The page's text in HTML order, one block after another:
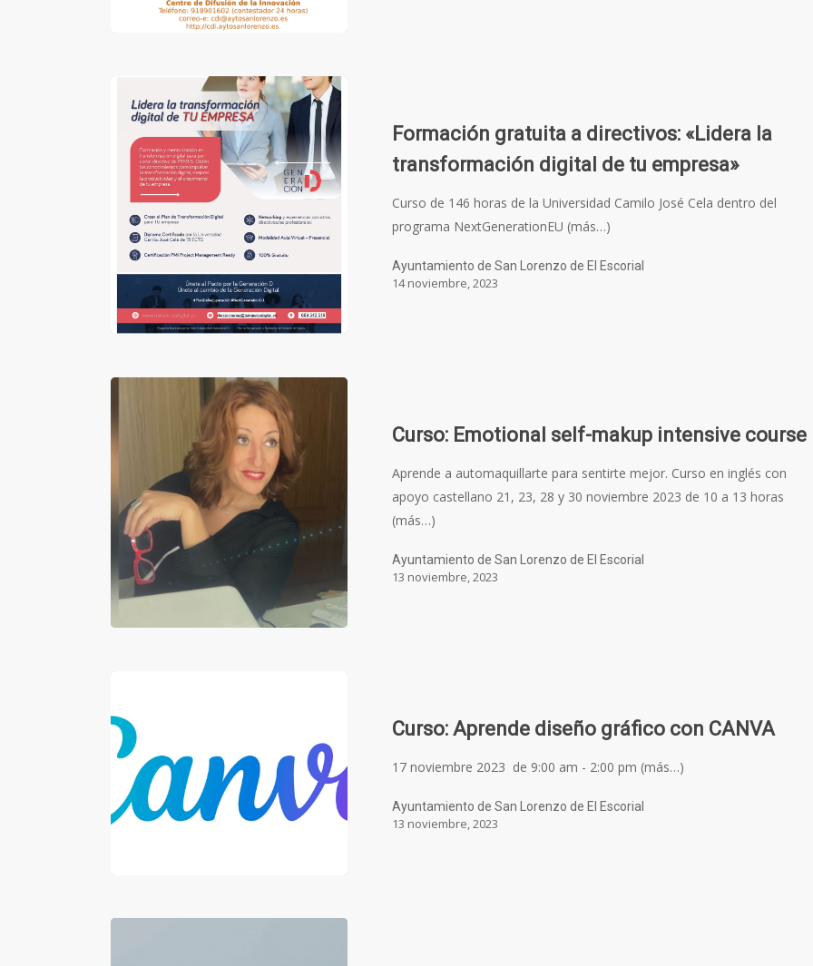
Formación gratuita a directivos: «Lidera la
transformación digital de tu empresa»
Curso de 146 horas de la Universidad Camilo José Cela dentro del
programa NextGenerationEU (más…)
Ayuntamiento de San Lorenzo de El Escorial
14 noviembre, 2023
Curso: Emotional self-makup intensive course
Aprende a automaquillarte para sentirte mejor. Curso en inglés con
apoyo castellano 21, 23, 28 y 30 noviembre 2023 de 10 a 13 horas
(más…)
Ayuntamiento de San Lorenzo de El Escorial
13 noviembre, 2023
Curso: Aprende diseño gráfico con CANVA
17 noviembre 2023 de 9:00 am - 2:00 pm (más…)
Ayuntamiento de San Lorenzo de El Escorial
13 noviembre, 2023